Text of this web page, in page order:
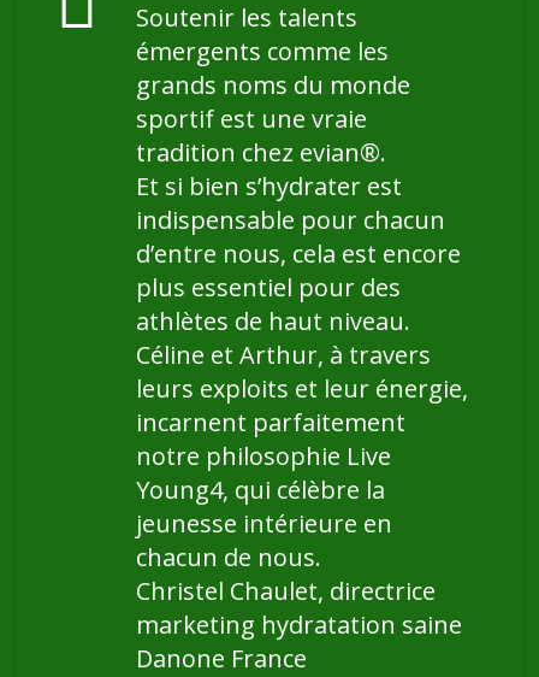
Soutenir les talents
émergents comme les
grands noms du monde
sportif est une vraie
tradition chez evian®.
Et si bien s’hydrater est
indispensable pour chacun
d’entre nous, cela est encore
plus essentiel pour des
athlètes de haut niveau.
Céline et Arthur, à travers
leurs exploits et leur énergie,
incarnent parfaitement
notre philosophie Live
Young4, qui célèbre la
jeunesse intérieure en
chacun de nous.
Christel Chaulet, directrice
marketing hydratation saine
Danone France